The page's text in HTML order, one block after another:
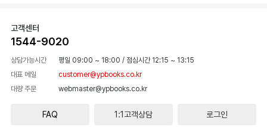
고객센터
1544-9020
상담가능시간 평일 09:00 ~ 18:00 / 점심시간 12:15 ~ 13:15
대표 메일
customer@ypbooks.co.kr
대량 주문
webmaster@ypbooks.co.kr
FAQ 1:1고객상담 로그인